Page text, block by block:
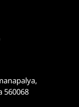
560068